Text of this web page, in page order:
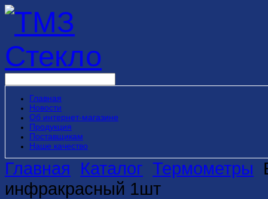
Главная
Новости
Об интернет-магазине
Продукция
Поставщикам
Наше качество
Главная Каталог Термометры
инфракрасный 1шт